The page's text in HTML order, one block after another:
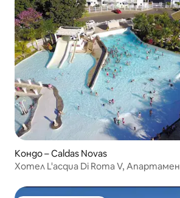
Кондо – Caldas Novas
Хотел L'acqua Di Roma V,